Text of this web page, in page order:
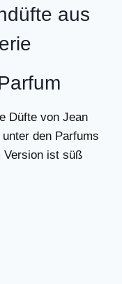
aus
Düfte von Jean
den Parfums
Version ist süß